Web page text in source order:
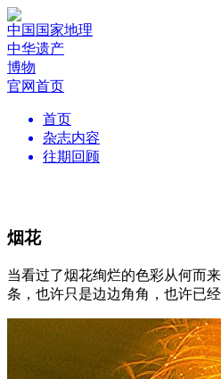
中国国家地理
中华遗产
博物
官网首页
首页
杂志内容
往期回顾
烟花
当看过了烟花绚烂的色彩从何而
条，也许只是边边角角，也许已